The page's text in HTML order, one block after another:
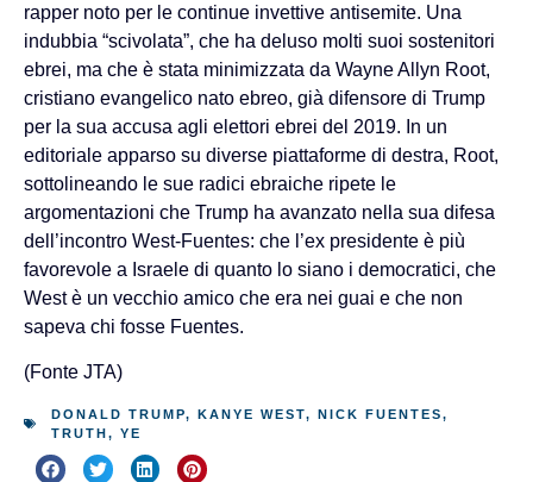
rapper noto per le continue invettive antisemite. Una
indubbia “scivolata”, che ha deluso molti suoi sostenitori
ebrei, ma che è stata minimizzata da Wayne Allyn Root,
cristiano evangelico nato ebreo, già difensore di Trump
per la sua accusa agli elettori ebrei del 2019. In un
editoriale apparso su diverse piattaforme di destra, Root,
sottolineando le sue radici ebraiche ripete le
argomentazioni che Trump ha avanzato nella sua difesa
dell’incontro West-Fuentes: che l’ex presidente è più
favorevole a Israele di quanto lo siano i democratici, che
West è un vecchio amico che era nei guai e che non
sapeva chi fosse Fuentes.
(Fonte JTA)
DONALD TRUMP, KANYE WEST, NICK FUENTES,
TRUTH, YE